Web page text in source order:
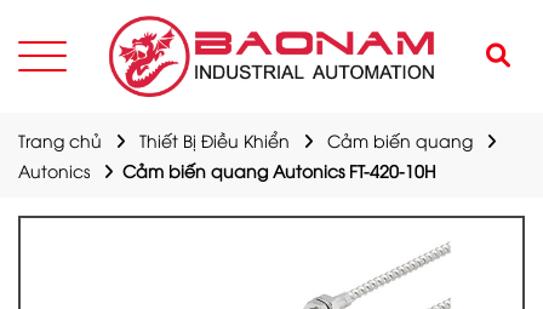
Trang chủ Thiết Bị Điều Khiển
Cảm biến quang
Autonics
Cảm biến quang Autonics FT-420-10H